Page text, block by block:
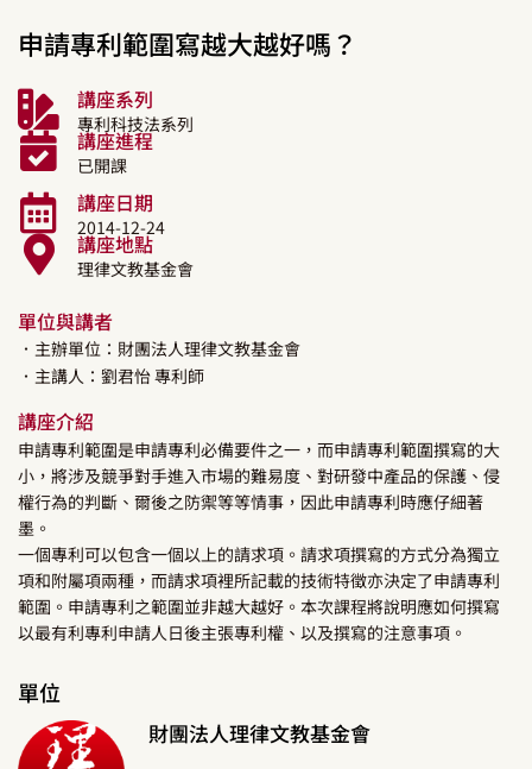
申請專利範圍寫越大越好嗎？
講座系列
專利科技法系列
講座進程
已開課
講座日期
2014-12-24
講座地點
理律文教基金會
單位與講者
．主辦單位：財團法人理律文教基金會
．主講人： 劉君怡專利師
講座介紹
申請專利範圍是申請專利必備要件之一，而申請專利範圍撰寫的大
小，將涉及競爭對手進入市場的難易度、對研發中產品的保護、侵
權行為的判斷、爾後之防禦等等情事，因此申請專利時應仔細著
墨。
一個專利可以包含一個以上的請求項。請求項撰寫的方式分為獨立
項和附屬項兩種，而請求項裡所記載的技術特徵亦決定了申請專利
範圍。申請專利之範圍並非越大越好。本次課程將說明應如何撰寫
以最有利專利申請人日後主張專利權、以及撰寫的注意事項。
單位
財團法人理律文教基金會